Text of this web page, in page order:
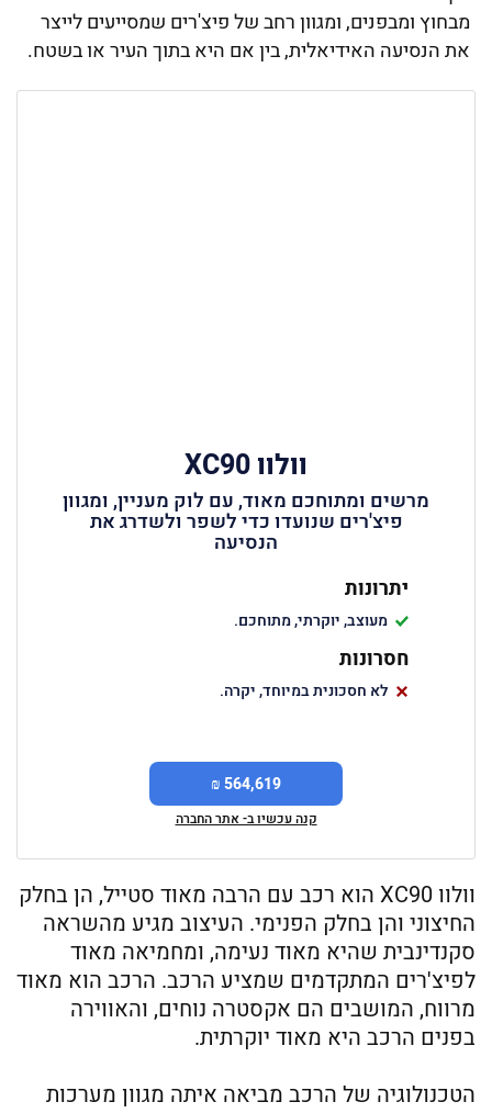
מבחוץ ומבפנים, ומגוון רחב של פיצ'רים שמסייעים לייצר
את הנסיעה האידיאלית, בין אם היא בתוך העיר או בשטח.
וולוו XC90
מרשים ומתוחכם מאוד, עם לוק מעניין, ומגוון
פיצ'רים שנועדו כדי לשפר ולשדרג את
הנסיעה
יתרונות
מעוצב, יוקרתי, מתוחכם.
חסרונות
לא חסכונית במיוחד, יקרה.
564,619 ₪
קנה עכשיו ב- אתר החברה
וולוו XC90 הוא רכב עם הרבה מאוד סטייל, הן בחלק
החיצוני והן בחלק הפנימי. העיצוב מגיע מהשראה
סקנדינבית שהיא מאוד נעימה, ומחמיאה מאוד
לפיצ'רים המתקדמים שמציע הרכב. הרכב הוא מאוד
מרווח, המושבים הם אקסטרה נוחים, והאווירה
בפנים הרכב היא מאוד יוקרתית.
הטכנולוגיה של הרכב מביאה איתה מגוון מערכות